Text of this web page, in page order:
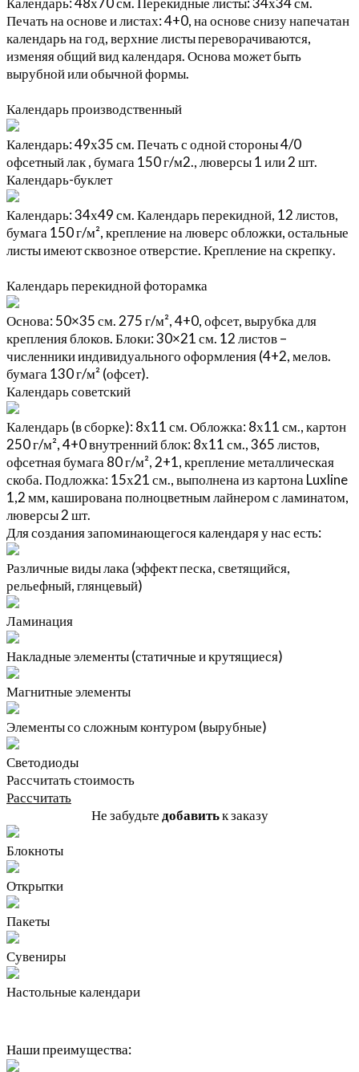
Печать на основе и листах: 4+0, на основе снизу напечатан
календарь на год, верхние листы переворачиваются,
изменяя общий вид календаря. Основа может быть
вырубной или обычной формы.
Календарь производственный
Календарь: 49х35 см. Печать с одной стороны 4/0
офсетный лак , бумага 150 г/м2., люверсы 1 или 2 шт.
Календарь-буклет
Календарь: 34х49 см. Календарь перекидной, 12 листов,
бумага 150 г/м², крепление на люверс обложки, остальные
листы имеют сквозное отверстие. Крепление на скрепку.
Календарь перекидной фоторамка
Основа: 50×35 см. 275 г/м², 4+0, офсет, вырубка для
крепления блоков. Блоки: 30×21 см. 12 листов –
численники индивидуального оформления (4+2, мелов.
бумага 130 г/м² (офсет).
Календарь советский
Календарь (в сборке): 8х11 см. Обложка: 8х11 см., картон
250 г/м², 4+0 внутренний блок: 8х11 см., 365 листов,
офсетная бумага 80 г/м², 2+1, крепление металлическая
скоба. Подложка: 15х21 см., выполнена из картона Luxline
1,2 мм, каширована полноцветным лайнером с ламинатом,
люверсы 2 шт.
Для создания запоминающегося календаря у нас есть:
Различные виды лака (эффект песка, светящийся,
рельефный, глянцевый)
Ламинация
Накладные элементы (статичные и крутящиеся)
Магнитные элементы
Элементы со сложным контуром (вырубные)
Светодиоды
Рассчитать стоимость
Рассчитать
Не забудьте добавитьк заказу
Блокноты
Открытки
Пакеты
Сувениры
Настольные календари
Наши преимущества: